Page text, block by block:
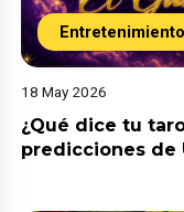
Entretenimiento
18 May 2026
¿Qué dice tu
predicciones de